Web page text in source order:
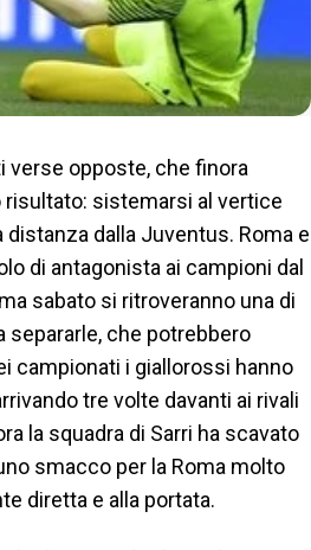
verse opposte, che finora
sistemarsi al vertice
dalla Juventus. Roma e
di antagonista ai campioni dal
sabato si ritroveranno una di
separarle, che potrebbero
campionati i giallorossi hanno
tre volte davanti ai rivali
la squadra di Sarri ha scavato
smacco per la Roma molto
diretta e alla portata.